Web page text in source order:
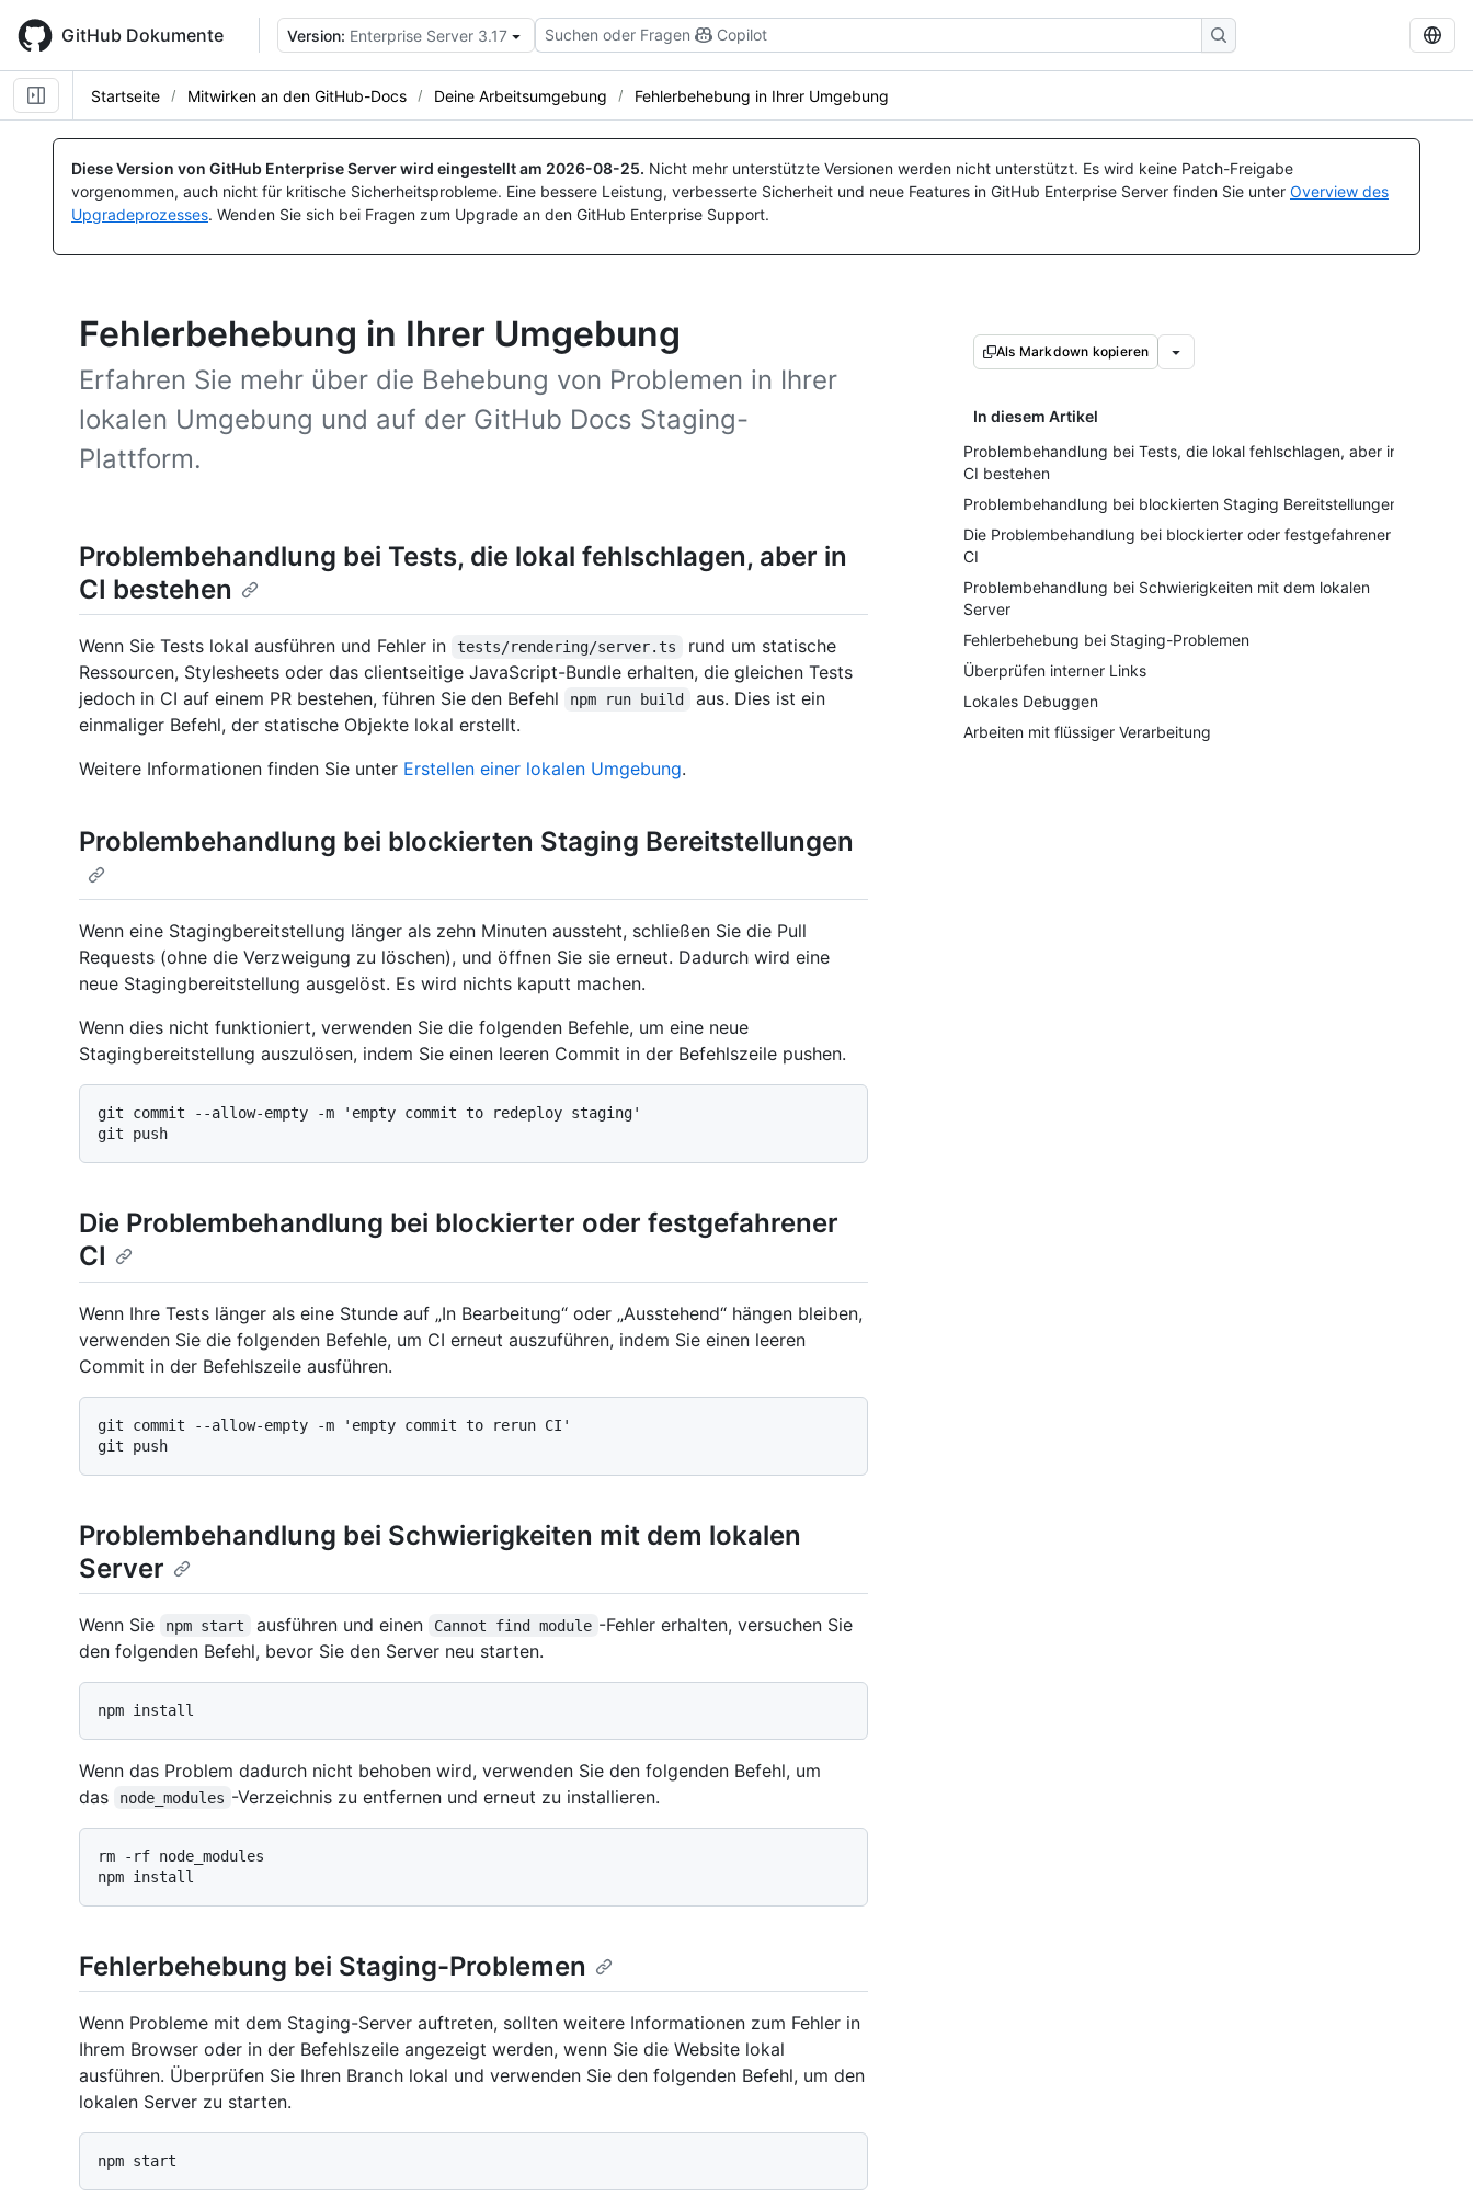
main
content
GitHub Dokumente Version: Enterprise Server 3.17 Suchen oder Fragen Copilot
Startseite Mitwirken an den GitHub-Docs Deine Arbeitsumgebung Fehlerbehebung in Ihrer Umgebung
Diese Version von GitHub Enterprise Server wird eingestellt am 2026-08-25. Nicht mehr unterstützte Versionen werden nicht unterstützt. Es wird keine Patch-Freigabe
vorgenommen, auch nicht für kritische Sicherheitsprobleme. Eine bessere Leistung, verbesserte Sicherheit und neue Features in GitHub Enterprise Server finden Sie unter Overview des
Upgradeprozesses. Wenden Sie sich bei Fragen zum Upgrade an den GitHub Enterprise Support.
Fehlerbehebung in Ihrer Umgebung
Erfahren Sie mehr über die Behebung von Problemen in Ihrer
lokalen Umgebung und auf der GitHub Docs Staging-
Plattform.
Als Markdown kopieren
In diesem Artikel
Problembehandlung bei Tests, die lokal fehlschlagen, aber in
CI bestehen
Problembehandlung bei blockierten Staging Bereitstellungen
Die Problembehandlung bei blockierter oder festgefahrener
CI
Problembehandlung bei Schwierigkeiten mit dem lokalen
Server
Fehlerbehebung bei Staging-Problemen
Überprüfen interner Links
Lokales Debuggen
Arbeiten mit flüssiger Verarbeitung
Problembehandlung bei Tests, die lokal fehlschlagen, aber in
CI bestehen
Wenn Sie Tests lokal ausführen und Fehler in tests/rendering/server.ts
rund um statische
Ressourcen, Stylesheets oder das clientseitige JavaScript-Bundle erhalten, die gleichen Tests
jedoch in CI auf einem PR bestehen, führen Sie den Befehl
npm run build
aus. Dies ist ein
einmaliger Befehl, der statische Objekte lokal erstellt.
Weitere Informationen finden Sie unter Erstellen einer lokalen Umgebung.
Problembehandlung bei blockierten Staging Bereitstellungen
Wenn eine Stagingbereitstellung länger als zehn Minuten aussteht, schließen Sie die Pull
Requests (ohne die Verzweigung zu löschen), und öffnen Sie sie erneut. Dadurch wird eine
neue Stagingbereitstellung ausgelöst. Es wird nichts kaputt machen.
Wenn dies nicht funktioniert, verwenden Sie die folgenden Befehle, um eine neue
Stagingbereitstellung auszulösen, indem Sie einen leeren Commit in der Befehlszeile pushen.
git commit --allow-empty -m 'empty commit to redeploy staging'
Die Problembehandlung bei blockierter oder festgefahrener
CI
Wenn Ihre Tests länger als eine Stunde auf „In Bearbeitung“ oder „Ausstehend“ hängen bleiben,
verwenden Sie die folgenden Befehle, um CI erneut auszuführen, indem Sie einen leeren
Commit in der Befehlszeile ausführen.
git commit --allow-empty -m 'empty commit to rerun CI'
Problembehandlung bei Schwierigkeiten mit dem lokalen
Server
Wenn Sie npm start ausführen und einen Cannot find module -Fehler erhalten, versuchen Sie
den folgenden Befehl, bevor Sie den Server neu starten.
Wenn das Problem dadurch nicht behoben wird, verwenden Sie den folgenden Befehl, um
das
node_modules -Verzeichnis zu entfernen und erneut zu installieren.
rm -rf node_modules
Fehlerbehebung bei Staging-Problemen
Wenn Probleme mit dem Staging-Server auftreten, sollten weitere Informationen zum Fehler in
Ihrem Browser oder in der Befehlszeile angezeigt werden, wenn Sie die Website lokal
ausführen. Überprüfen Sie Ihren Branch lokal und verwenden Sie den folgenden Befehl, um den
lokalen Server zu starten.